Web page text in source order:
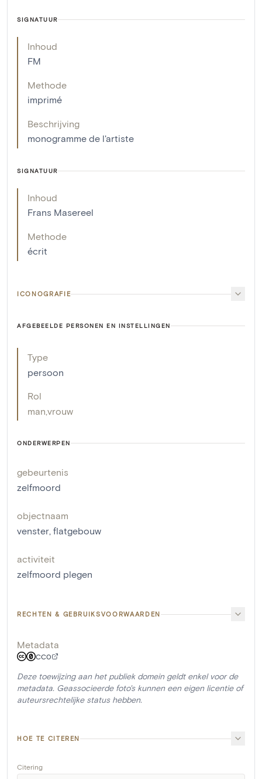
SIGNATUUR
Inhoud
FM
Methode
imprimé
Beschrijving
monogramme de l'artiste
SIGNATUUR
Inhoud
Frans Masereel
Methode
écrit
ICONOGRAFIE
AFGEBEELDE PERSONEN EN INSTELLINGEN
Type
persoon
Rol
man vrouw
ONDERWERPEN
gebeurtenis
zelfmoord
objectnaam
venster, flatgebouw
activiteit
zelfmoord plegen
RECHTEN & GEBRUIKSVOORWAARDEN
Metadata
CC0
Deze toewijzing aan het publiek domein geldt enkel voor de
metadata. Geassocieerde foto's kunnen een eigen licentie of
auteursrechtelijke status hebben.
HOE TE CITEREN
Citering